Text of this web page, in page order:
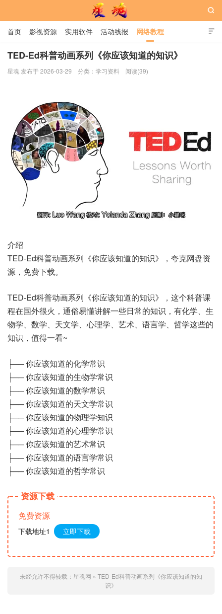

首页 影视资源 实用软件 活动线报 网络教程
用户中心 书籍 娱乐

TED-Ed科普动画系列《你应该知道的知识》
星魂 发布于 2026-03-29 分类： 学习资料 阅读(39)
介绍
TED-Ed科普动画系列《你应该知道的知识》，夸克网盘资
源，免费下载。
TED-Ed科普动画系列《你应该知道的知识》，这个科普课
程在国外很火，通俗易懂讲解一些日常的知识，有化学、生
物学、数学、天文学、心理学、艺术、语言学、哲学这些的
知识，值得一看~
├── 你应该知道的化学常识
├── 你应该知道的生物学常识
├── 你应该知道的数学常识
├── 你应该知道的天文学常识
├── 你应该知道的物理学知识
├── 你应该知道的心理学常识
├── 你应该知道的艺术常识
├── 你应该知道的语言学常识
├── 你应该知道的哲学常识
资源下载
免费资源
下载地址1 立即下载
未经允许不得转载： 星魂网 » TED-Ed科普动画系列《你应该知道的知
识》